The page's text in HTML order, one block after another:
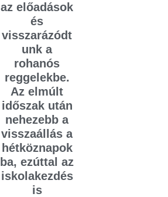
az előadások
és
visszarázódt
unk a
rohanós
reggelekbe.
Az elmúlt
időszak után
nehezebb a
visszaállás a
hétköznapok
ba, ezúttal az
iskolakezdés
is